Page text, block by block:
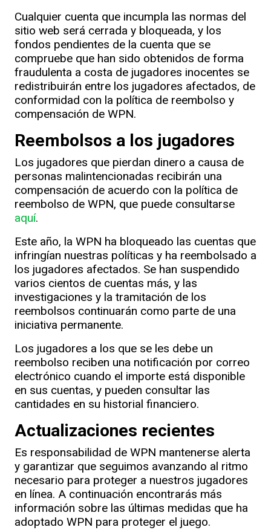
Cualquier cuenta que incumpla las normas del
sitio web será cerrada y bloqueada, y los
fondos pendientes de la cuenta que se
compruebe que han sido obtenidos de forma
fraudulenta a costa de jugadores inocentes se
redistribuirán entre los jugadores afectados, de
conformidad con la política de reembolso y
compensación de WPN.
Reembolsos a los jugadores
Los jugadores que pierdan dinero a causa de
personas malintencionadas recibirán una
compensación de acuerdo con la política de
reembolso de WPN, que puede consultarse
aquí.
Este año, la WPN ha bloqueado las cuentas que
infringían nuestras políticas y ha reembolsado a
los jugadores afectados. Se han suspendido
varios cientos de cuentas más, y las
investigaciones y la tramitación de los
reembolsos continuarán como parte de una
iniciativa permanente.
Los jugadores a los que se les debe un
reembolso reciben una notificación por correo
electrónico cuando el importe está disponible
en sus cuentas, y pueden consultar las
cantidades en su historial financiero.
Actualizaciones recientes
Es responsabilidad de WPN mantenerse alerta
y garantizar que seguimos avanzando al ritmo
necesario para proteger a nuestros jugadores
en línea. A continuación encontrarás más
información sobre las últimas medidas que ha
adoptado WPN para proteger el juego.